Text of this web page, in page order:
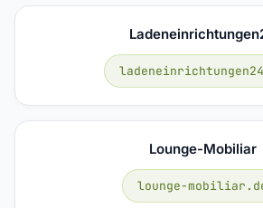
Lounge-Mobiliar
lounge-